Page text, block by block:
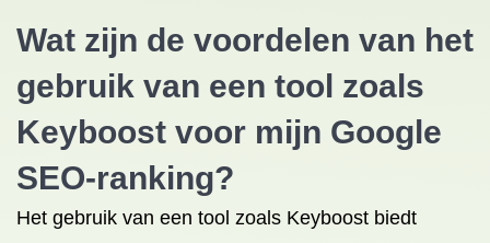
Wat zijn de voordelen van het
gebruik van een tool zoals
Keyboost voor mijn Google
SEO-ranking?
Het gebruik van een tool zoals Keyboost biedt